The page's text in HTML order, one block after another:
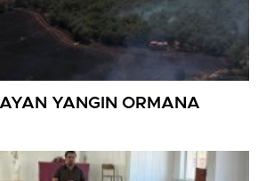
YANGIN ORMANA